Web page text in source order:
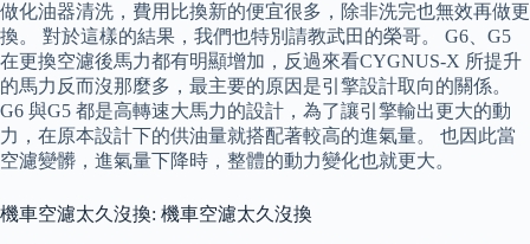
做化油器清洗，費用比換新的便宜很多，除非洗完也無效再做更
換。 對於這樣的結果，我們也特別請教武田的榮哥。 G6、G5
在更換空濾後馬力都有明顯增加，反過來看CYGNUS-X 所提升
的馬力反而沒那麼多，最主要的原因是引擎設計取向的關係。
G6 與G5 都是高轉速大馬力的設計，為了讓引擎輸出更大的動
力，在原本設計下的供油量就搭配著較高的進氣量。 也因此當
空濾變髒，進氣量下降時，整體的動力變化也就更大。
機車空濾太久沒換: 機車空濾太久沒換